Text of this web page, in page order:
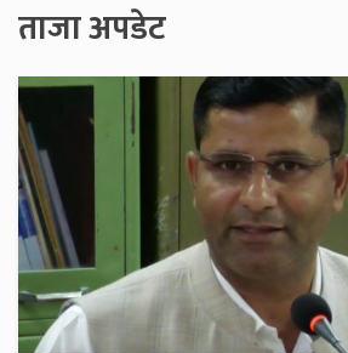
ताजा अपडेट